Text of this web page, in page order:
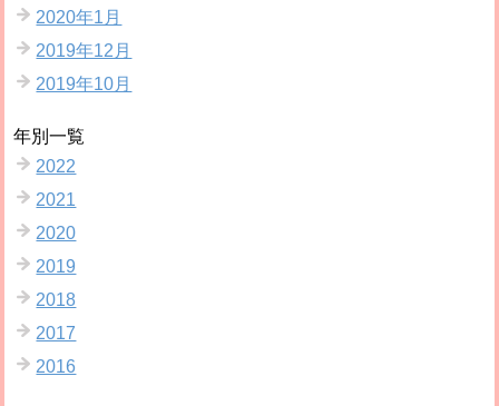
2020年1月
2019年12月
2019年10月
年別一覧
2022
2021
2020
2019
2018
2017
2016